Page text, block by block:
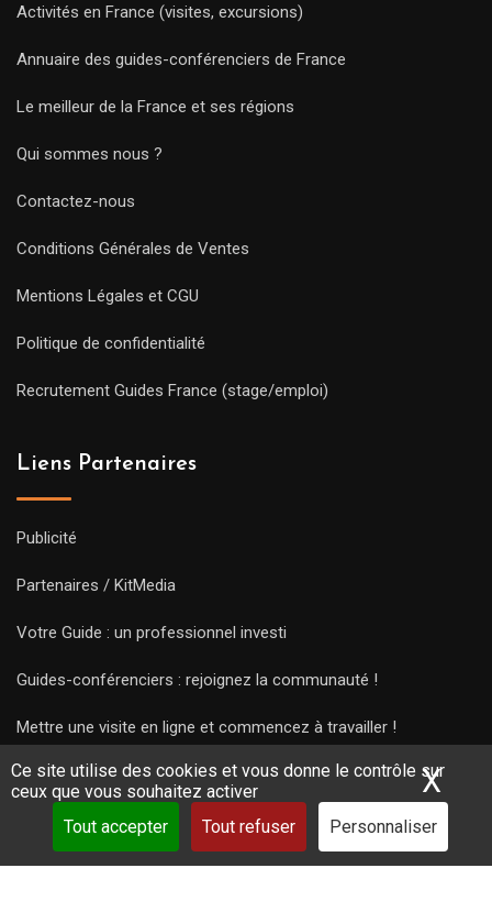
Ce site utilise des cookies et vous donne le contrôle sur
ceux que vous souhaitez activer
Tout accepter
Tout refuser Personnaliser
X
Activités en France (visites, excursions)
Annuaire des guides-conférenciers de France
Le meilleur de la France et ses régions
Qui sommes nous ?
Contactez-nous
Conditions Générales de Ventes
Mentions Légales et CGU
Politique de confidentialité
Recrutement Guides France (stage/emploi)
Liens Partenaires
Publicité
Partenaires / KitMedia
Votre Guide : un professionnel investi
Guides-conférenciers : rejoignez la communauté !
Mettre une visite en ligne et commencez à travailler !